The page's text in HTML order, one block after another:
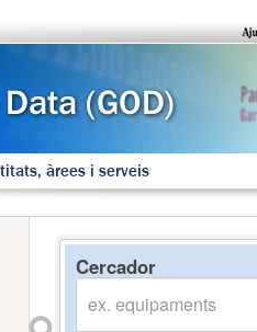
àrees i serveis
Cercador